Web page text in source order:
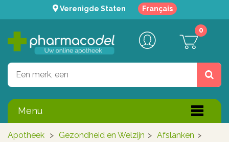
Verenigde Staten Français
0
Menu
Apotheek > Gezondheid en Welzijn > Afslanken >